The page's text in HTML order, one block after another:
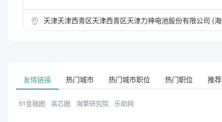
动力电池产业的蓬勃
州、武汉、深圳、绵阳
天津天津西青区天津西青区天津力神电池股份有限公司 (
友情链接 热门城市 热门城市职位 热门职位 推
51金融圈 高芯圈 海擎研究院 乐助网